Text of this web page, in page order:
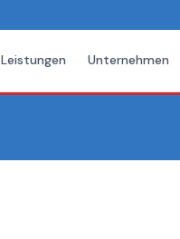
Leistungen Unternehmen